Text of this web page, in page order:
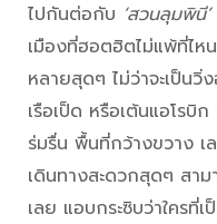
ไปกันต่อกับ ‘สวนลุมพินี’
เมืองที่ฮอตฮิตไม่แพ้ที่ไห
หลายสุดๆ ไม่ว่าจะเป็น
เรือเป็ด หรือเต้นแอโร
ร่มรื่น พื้นที่กว้างขวาง เ
เดินทางสะดวกสุดๆ สาม
เลย แอบกระซิบว่าใครที่